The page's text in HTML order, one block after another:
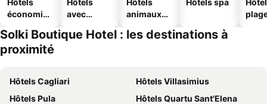
Hôtels
économiq
Hôtels
avec
Hôtels
animaux
Hôtels spa
Solki Boutique Hotel : les destinations à
proximité
Hôtels Cagliari
Hôtels Villasimius
Hôtels Pula
Hôtels Quartu Sant'Elena